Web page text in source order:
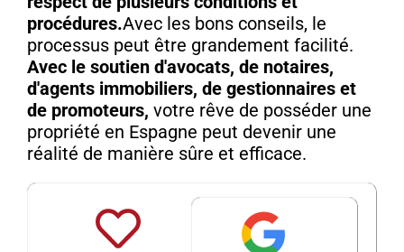
procédures.Avec les bons conseils, le
processus peut être grandement facilité.
Avec le soutien d'avocats, de notaires,
d'agents immobiliers, de gestionnaires et
de promoteurs, votre rêve de posséder une
propriété en Espagne peut devenir une
réalité de manière sûre et efficace.